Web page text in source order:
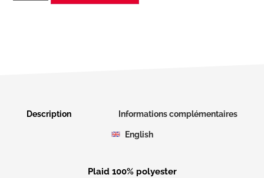
Description Informations complémentaires
English
Plaid 100% polyester